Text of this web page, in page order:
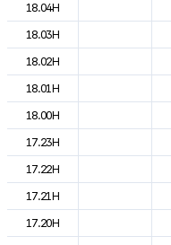
18.04H
18.03H
18.02H
18.01H
18.00H
17.23H
17.22H
17.21H
17.20H